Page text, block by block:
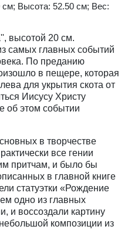
Высота: 52.50 см; Вес:
высотой 20 см.
самых главных событий
По преданию
в пещере, которая
для укрытия скота от
Иисусу Христу
об этом событии
в творчестве
все гении
притчам, и было бы
в главной книге
статуэтки «Рождение
одно из главных
и воссоздали картину
композиции из